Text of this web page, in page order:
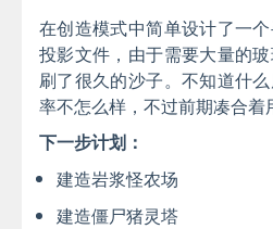
在创造模式中简单设计了一
投影文件，由于需要大量的
刷了很久的沙子。不知道什
率不怎么样，不过前期凑合着
下一步计划：
建造岩浆怪农场
建造僵尸猪灵塔